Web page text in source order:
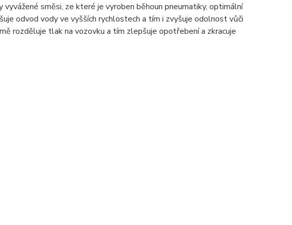
směsi, ze které je vyroben běhoun pneumatiky, optimální
odvod vody ve vyšších rychlostech a tím i zvyšuje odolnost vůči
rozděluje tlak na vozovku a tím zlepšuje opotřebení a zkracuje